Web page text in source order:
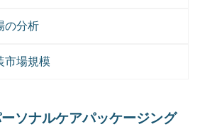
の分析
市場規模
ソナルケアパッケージング